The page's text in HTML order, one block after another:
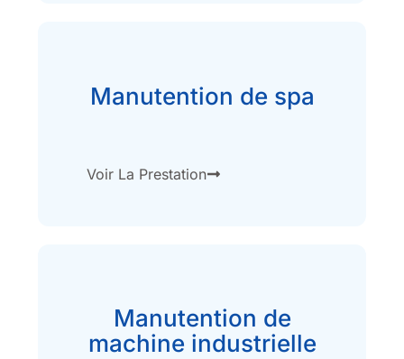
Manutention de spa
Voir La Prestation
Manutention de
machine industrielle